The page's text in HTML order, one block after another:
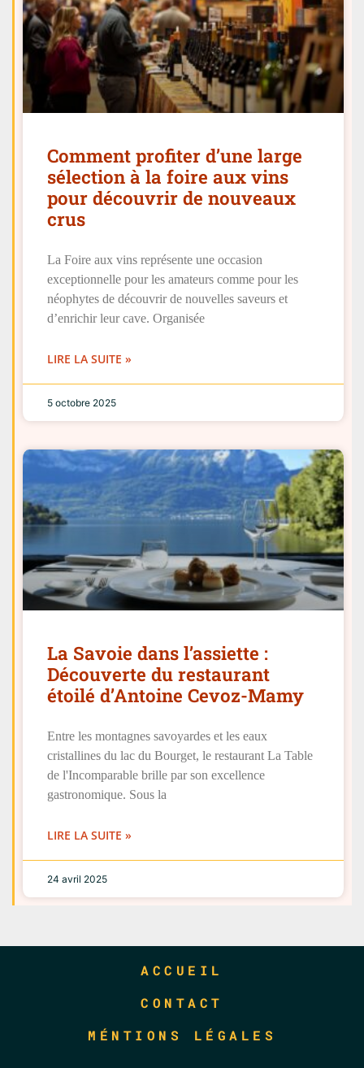
Comment profiter d’une large
sélection à la foire aux vins
pour découvrir de nouveaux
crus
La Foire aux vins représente une occasion
exceptionnelle pour les amateurs comme pour les
néophytes de découvrir de nouvelles saveurs et
d’enrichir leur cave. Organisée
LIRE LA SUITE »
5 octobre 2025
La Savoie dans l’assiette :
Découverte du restaurant
étoilé d’Antoine Cevoz-Mamy
Entre les montagnes savoyardes et les eaux
cristallines du lac du Bourget, le restaurant La Table
de l'Incomparable brille par son excellence
gastronomique. Sous la
LIRE LA SUITE »
24 avril 2025
ACCUEIL
CONTACT
MÉNTIONS LÉGALES